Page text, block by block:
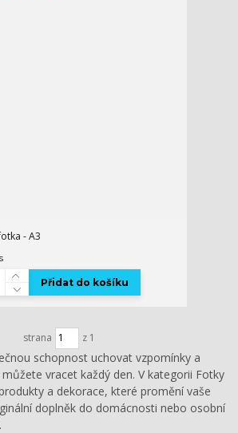
- A3
Přidat do košíku
strana z 1
schopnost uchovat vzpomínky a
vracet každý den. V kategorii Fotky
a dekorace, které promění vaše
doplněk do domácnosti nebo osobní